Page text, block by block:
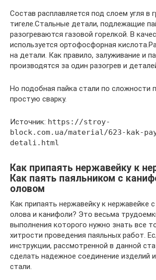
Состав расплавляется под слоем угля в
тигеле.Стальные детали, подлежащие
разогреваются газовой горелкой. В
используется ортофосфорная
на детали. Как правило, залуживание и
производятся за один разогрев и
Но подобная пайка стали по сложности
простую сварку.
Источник: https://stroy-
block.com.ua/material/623-kak-
detali.html
Как припаять нержавейку к
Как паять паяльником с
оловом
Как припаять нержавейку к нержавейке
олова и канифоли? Это весьма
выполнения которого нужно знать все
хитрости проведения паяльных работ.
инструкции, рассмотренной в данной
сделать надежное соединение изделий
стали.